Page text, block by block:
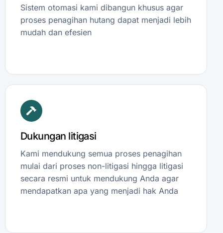
Sistem otomasi kami dibangun khusus agar
proses penagihan hutang dapat menjadi lebih
mudah dan efesien
Dukungan litigasi
Kami mendukung semua proses penagihan
mulai dari proses non-litigasi hingga litigasi
secara resmi untuk mendukung Anda agar
mendapatkan apa yang menjadi hak Anda